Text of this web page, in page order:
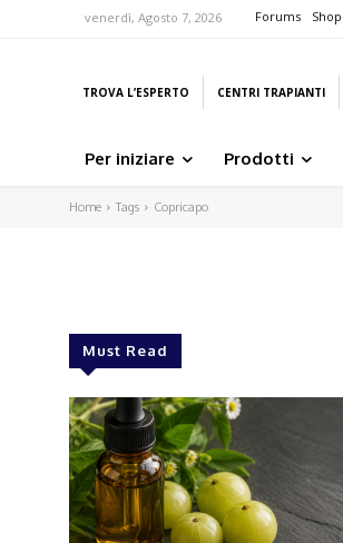
venerdì, Agosto 7, 2026 Forums Shop
TROVA L’ESPERTO CENTRI TRAPIANTI
Per iniziare Prodotti
Home Tags Copricapo
Must Read